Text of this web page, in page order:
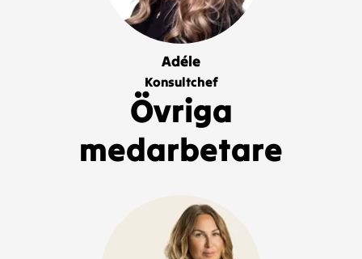
Adéle
Konsultchef
Övriga
medarbetare